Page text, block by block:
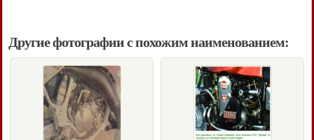
Другие фотографии с похожим наименованием: